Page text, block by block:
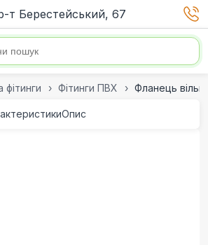
т Берестейський, 67
фітинги Фітинги ПВХ Фланець
Опис